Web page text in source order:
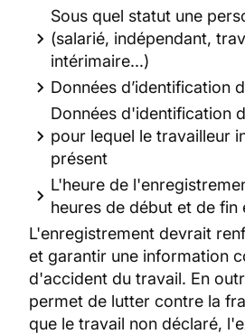
Sous quel statut une
(salarié, indépendant,
intérimaire...)
Données d’identification
Données d'identification
pour lequel le travailleur
présent
L'heure de
heures de début et de fin
L'enregistrement devrait
et garantir une information
d'accident du travail. En
permet de lutter contre la
que le travail non déclaré,